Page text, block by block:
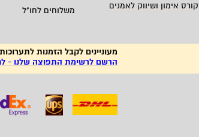
קורס אימון ושיווק לאמנים
משלוחים לחו"ל
מעוניינים לקבל הזמנות
הרשם לרשימת התפוצה שלנו -